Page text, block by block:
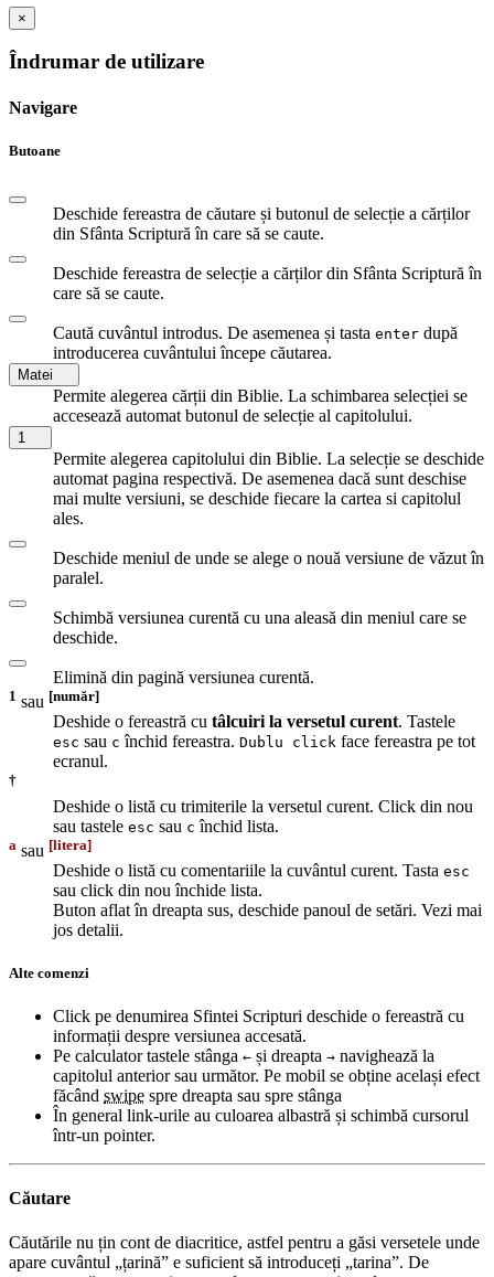
×
Îndrumar de utilizare
Navigare
Butoane
Deschide fereastra de căutare și butonul de selecție a cărților
din Sfânta Scriptură în care să se caute.
Deschide fereastra de selecție a cărților din Sfânta Scriptură în
care să se caute.
Caută cuvântul introdus. De asemenea și tasta enter după
introducerea cuvântului începe căutarea.
Matei
Permite alegerea cărții din Biblie. La schimbarea selecției se
accesează automat butonul de selecție al capitolului.
1
Permite alegerea capitolului din Biblie. La selecție se deschide
automat pagina respectivă. De asemenea dacă sunt deschise
mai multe versiuni, se deschide fiecare la cartea si capitolul
ales.
Deschide meniul de unde se alege o nouă versiune de văzut în
paralel.
Schimbă versiunea curentă cu una aleasă din meniul care se
deschide.
Elimină din pagină versiunea curentă.
1 sau [număr]
Deshide o fereastră cu tâlcuiri la versetul curent. Tastele
esc sau c închid fereastra. Dublu click face fereastra pe tot
ecranul.
†
Deshide o listă cu trimiterile la versetul curent. Click din nou
sau tastele esc sau c închid lista.
a sau [litera]
Deshide o listă cu comentariile la cuvântul curent. Tasta esc
sau click din nou închide lista.
Buton aflat în dreapta sus, deschide panoul de setări. Vezi mai
jos detalii.
Alte comenzi
Click pe denumirea Sfintei Scripturi deschide o fereastră cu
informații despre versiunea accesată.
Pe calculator tastele stânga ← și dreapta → navighează la
capitolul anterior sau următor. Pe mobil se obține același efect
făcând swipe spre dreapta sau spre stânga
În general link-urile au culoarea albastră și schimbă cursorul
într-un pointer.
Căutare
Căutările nu țin cont de diacritice, astfel pentru a găsi versetele unde
apare cuvântul „țarină” e suficient să introduceți „tarina”. De